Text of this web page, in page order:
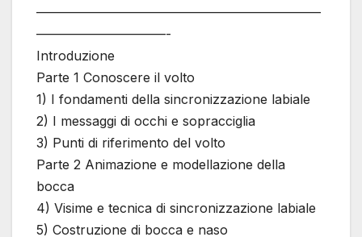
——————————————————————
——————————-
Introduzione
Parte 1 Conoscere il volto
1) I fondamenti della sincronizzazione labiale
2) I messaggi di occhi e sopracciglia
3) Punti di riferimento del volto
Parte 2 Animazione e modellazione della
bocca
4) Visime e tecnica di sincronizzazione labiale
5) Costruzione di bocca e naso